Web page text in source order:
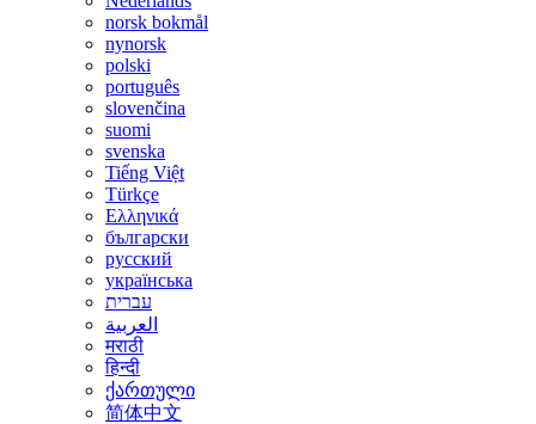
norsk bokmål
nynorsk
polski
português
slovenčina
suomi
svenska
Tiếng Việt
Türkçe
Ελληνικά
български
русский
українська
עברית
العربية
मराठी
हिन्दी
ქართული
简体中文